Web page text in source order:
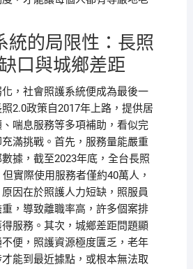
統的局限性：長照
口與城鄉差距
，社會照護系統便成為最後一
2.0政策自2017年上路，提供居
喘息服務等多項補助，看似完
滿挑戰。首先，服務量能嚴重
據，截至2023年底，全台長照
實際使用服務者僅約40萬人，
因在於照護人力短缺，照服員
，導致離職率高，許多個案排
服務。其次，城鄉差距問題顯
便，照護資源極度匱乏，老年
能到最近據點，或根本無法取